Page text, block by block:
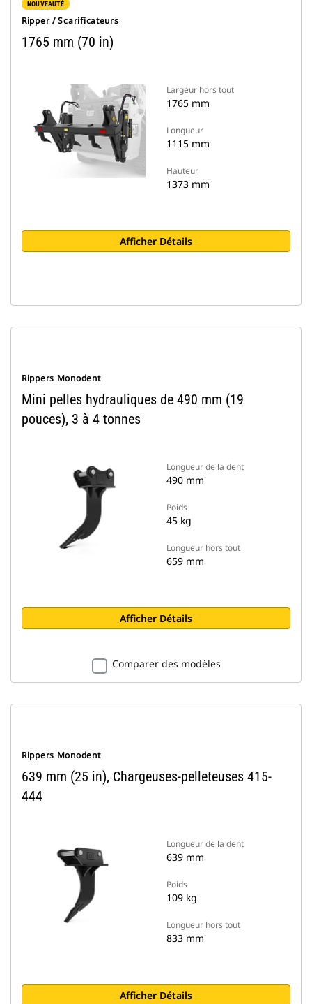
NOUVEAUTÉ
Ripper / Scarificateurs
1765 mm (70 in)
Largeur hors tout
1765 mm
Longueur
1115 mm
Hauteur
1373 mm
Afficher Détails
Rippers Monodent
Mini pelles hydrauliques de 490 mm (19
pouces), 3 à 4 tonnes
Longueur de la dent
490 mm
Poids
45 kg
Longueur hors tout
659 mm
Afficher Détails
Comparer des modèles
Rippers Monodent
639 mm (25 in), Chargeuses-pelleteuses 415-
444
Longueur de la dent
639 mm
Poids
109 kg
Longueur hors tout
833 mm
Afficher Détails